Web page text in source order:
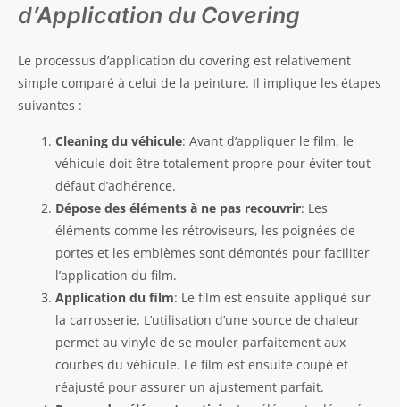
d’Application du Covering
Le processus d’application du covering est relativement
simple comparé à celui de la peinture. Il implique les étapes
suivantes :
Cleaning du véhicule: Avant d’appliquer le film, le
véhicule doit être totalement propre pour éviter tout
défaut d’adhérence.
Dépose des éléments à ne pas recouvrir: Les
éléments comme les rétroviseurs, les poignées de
portes et les emblèmes sont démontés pour faciliter
l’application du film.
Application du film: Le film est ensuite appliqué sur
la carrosserie. L’utilisation d’une source de chaleur
permet au vinyle de se mouler parfaitement aux
courbes du véhicule. Le film est ensuite coupé et
réajusté pour assurer un ajustement parfait.